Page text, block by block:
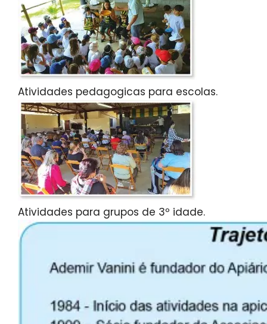
Atividades pedagogicas para escolas.
Atividades para grupos de 3º idade.